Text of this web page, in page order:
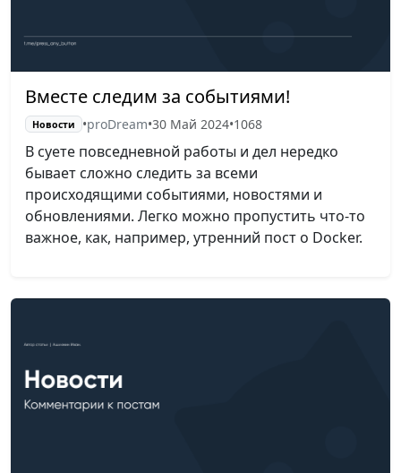
Вместе следим за событиями!
Новости •proDream•30 Май 2024•1068
В суете повседневной работы и дел нередко
бывает сложно следить за всеми
происходящими событиями, новостями и
обновлениями. Легко можно пропустить что-то
важное, как, например, утренний пост о Docker.